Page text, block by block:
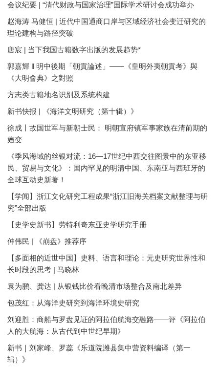
会议纪要 | “清代财政与国家治理”国际学术研讨会成功举办
赵海涛 马健恒 | 近代中国通商口岸与区域经济社会变迁研究的
理论建构与路径突破
唐宸 | 当下我国古籍数字出版的发展趋势*
郭嘉輝 ‖ 明中後期「朝貢論述」——《皇明外夷朝貢考》與
《大明會典》之對照
方志类古籍地名识别及系统构建
新书快报 | 《海洋文明研究（第十辑）》
徐成丨故国世军与新朝士民： 明朝宣府镇军事家族在清前期的
嬗变
《季风海域的丝银对流：16—17世纪中西交往图景中的东亚移
民、贸易与文化》：国内罕见的明清中国、东南亚与西班牙的
全球互动史新著！
【学闻】浙江文化研究工程成果“浙江旧海关档案文献整理与研
究”全部出版
【史学史新书】劳特利奇东亚史学研究手册
仲伟民 | 《崩盘》推荐序
【多面相的近世中国】史料、语言和理论：元史研究世界性和
长时段的思考 | 马晓林
袁为鹏、龚达 | 从银钱比价看晚清市场整合及南北差异
包茂红：从海洋史研究到海洋环境史研究
刘迎胜：商船与罗盘见证的阿拉伯航海交融路——评《阿拉伯
人的大航海：从古代到中世纪早期》
新书｜刘家峰、罗蕊《乐道院潍县集中营资料编译（第一
辑）》